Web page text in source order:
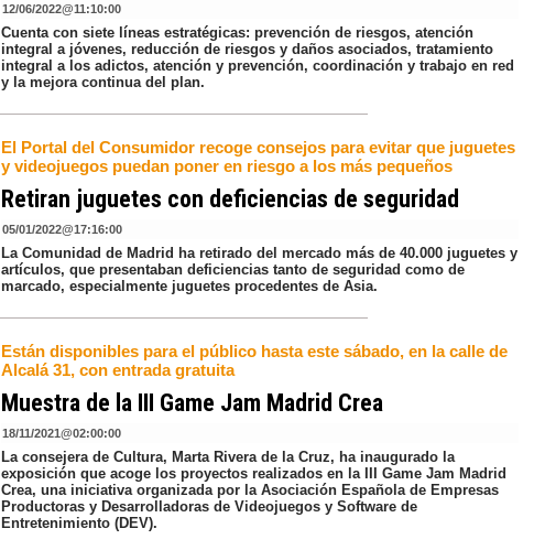
12/06/2022@11:10:00
Cuenta con siete líneas estratégicas: prevención de riesgos, atención
integral a jóvenes, reducción de riesgos y daños asociados, tratamiento
integral a los adictos, atención y prevención, coordinación y trabajo en red
y la mejora continua del plan.
El Portal del Consumidor recoge consejos para evitar que juguetes
y videojuegos puedan poner en riesgo a los más pequeños
Retiran juguetes con deficiencias de seguridad
05/01/2022@17:16:00
La Comunidad de Madrid ha retirado del mercado más de 40.000 juguetes y
artículos, que presentaban deficiencias tanto de seguridad como de
marcado, especialmente juguetes procedentes de Asia.
Están disponibles para el público hasta este sábado, en la calle de
Alcalá 31, con entrada gratuita
Muestra de la III Game Jam Madrid Crea
18/11/2021@02:00:00
La consejera de Cultura, Marta Rivera de la Cruz, ha inaugurado la
exposición que acoge los proyectos realizados en la III Game Jam Madrid
Crea, una iniciativa organizada por la Asociación Española de Empresas
Productoras y Desarrolladoras de Videojuegos y Software de
Entretenimiento (DEV).